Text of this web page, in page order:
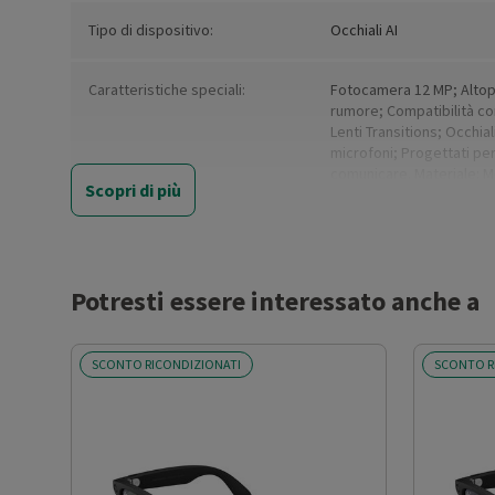
Tipo di dispositivo: Occhiali AI
Caratteristiche speciali:
Fotocamera 12 MP;
rumore; Compatibilità
Lenti Transitions;
microfoni; Progettati
Colore: Pietra lucida, lenti rosse
Colore (basic):
Scopri di più
Potresti essere interessato anche a
SCONTO RICONDIZIONATI SCONTO